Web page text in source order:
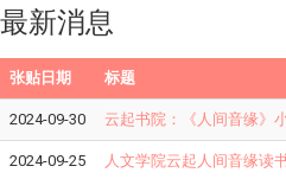
最新消息
张贴日期 标题
2024-09-30 云起书院：《人间音缘》
2024-09-25 人文学院云起人间音缘读